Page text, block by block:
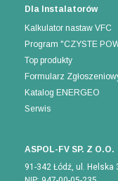
Dla Instalatorów
Kalkulator nastaw VFC
Program "CZYSTE
Top produkty
Formularz
Katalog ENERGEO
Serwis
ASPOL-FV SP. Z O.O.
91-342 Łódź, ul. Helska